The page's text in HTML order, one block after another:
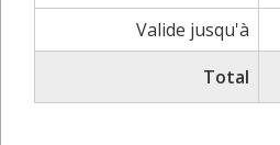
Valide jusqu'à
Total